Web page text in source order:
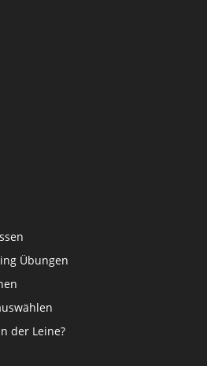
Übungen
der Leine?